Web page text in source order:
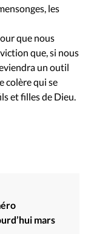
les
que nous
que, si nous
un outil
colère qui se
et filles de Dieu.
mars